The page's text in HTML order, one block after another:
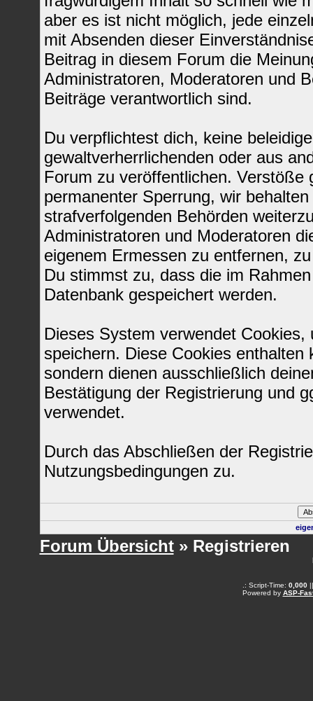
aber es ist nicht möglich, jede
mit Absenden dieser
Beitrag in diesem Forum die
Administratoren, Moderatoren und
Beiträge verantwortlich sind.
Du verpflichtest dich, keine
gewaltverherrlichenden oder aus
Forum zu veröffentlichen. Verstöße
permanenter Sperrung, wir
strafverfolgenden Behörden
Administratoren und Moderatoren
eigenem Ermessen zu entfernen,
Du stimmst zu, dass die im
Datenbank gespeichert werden.
Dieses System verwendet
speichern. Diese Cookies
sondern dienen ausschließlich
Bestätigung der Registrierung und
verwendet.
Durch das Abschließen der
Nutzungsbedingungen zu.
Forum Übersicht» Registrieren
.: Script-Time: 0,000||
Powered by ASP-